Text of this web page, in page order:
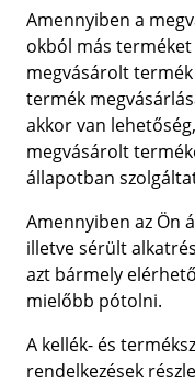
Amennyiben a
okból más
megvásárolt
termék
akkor van
megvásárolt
állapotban
Amennyiben az Ön
illetve sérült
azt bármely
mielőbb pótolni.
A kellék- és
rendelkezések